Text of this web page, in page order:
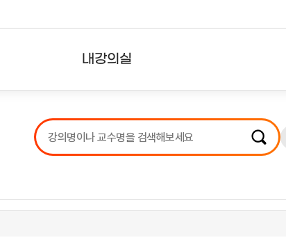
내강의실
강의리스트
수강확인증강의